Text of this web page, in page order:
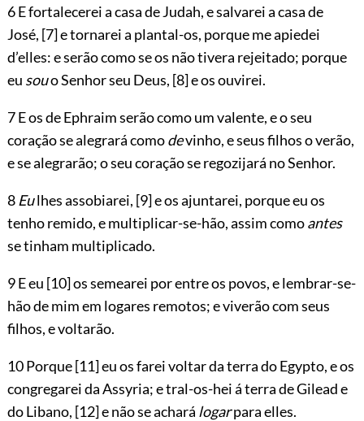
6 E fortalecerei a casa de Judah, esalvarei a casa de
José, [7]e tornarei a plantal-os, porque me apiedei
d’elles: e serão como se os não tivera rejeitado; porque
eu souo Senhor seu Deus, [8]e os ouvirei.
7 E os de Ephraim serão como um valente, e o seu
coração se alegrará comodevinho, e seus filhos o verão,
e se alegrarão; o seu coração se regozijará no Senhor.
8 Eulhes assobiarei, [9]e os ajuntarei, porque eu os
tenho remido, e multiplicar-se-hão, assim comoantes
se tinham multiplicado.
9 E eu [10]os semearei por entre os povos, e lembrar-se-
hão de mim em logares remotos; e viverão com seus
filhos, e voltarão.
10 Porque[11]eu os farei voltar da terra do Egypto, e os
congregarei da Assyria; e tral-os-hei á terra de Gilead e
do Libano, [12]e não se achará logarpara elles.